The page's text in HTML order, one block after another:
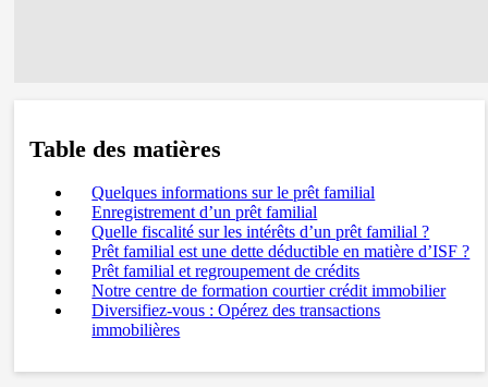
Table des matières
Quelques informations sur le prêt familial
Enregistrement d’un prêt familial
Quelle fiscalité sur les intérêts d’un prêt familial ?
Prêt familial est une dette déductible en matière d’ISF ?
Prêt familial et regroupement de crédits
Notre centre de formation courtier crédit immobilier
Diversifiez-vous : Opérez des transactions
immobilières